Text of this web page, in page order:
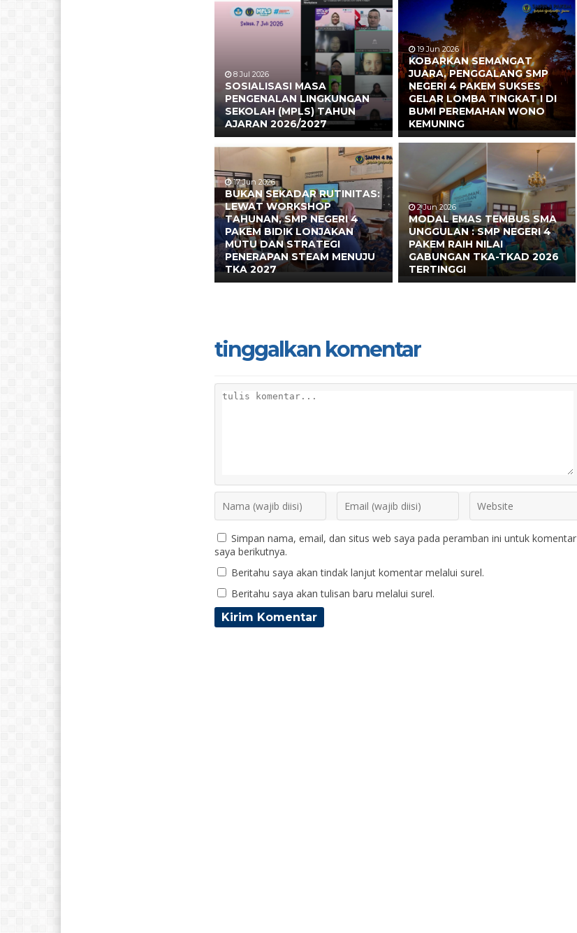
8 Jul 2026
SOSIALISASI MASA
PENGENALAN LINGKUNGAN
SEKOLAH (MPLS) TAHUN
AJARAN 2026/2027
19 Jun 2026
KOBARKAN SEMANGAT
JUARA, PENGGALANG SMP
NEGERI 4 PAKEM SUKSES
GELAR LOMBA TINGKAT I DI
BUMI PEREMAHAN WONO
KEMUNING
17 Jun 2026
BUKAN SEKADAR RUTINITAS:
LEWAT WORKSHOP
TAHUNAN, SMP NEGERI 4
PAKEM BIDIK LONJAKAN
MUTU DAN STRATEGI
PENERAPAN STEAM MENUJU
TKA 2027
2 Jun 2026
MODAL EMAS TEMBUS SMA
UNGGULAN : SMP NEGERI 4
PAKEM RAIH NILAI
GABUNGAN TKA-TKAD 2026
TERTINGGI
tinggalkan komentar
Simpan nama, email, dan situs web saya pada peramban ini untuk komentar
saya berikutnya.
Beritahu saya akan tindak lanjut komentar melalui surel.
Beritahu saya akan tulisan baru melalui surel.